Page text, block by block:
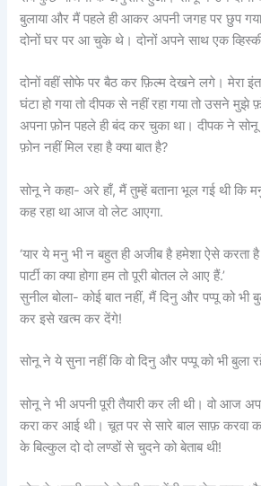
बुलाया और मैं पहले ही आकर अपनी जगह पर छुप
दोनों घर पर आ चुके थे। दोनों अपने साथ एक
दोनों वहीं सोफे पर बैठ कर फ़िल्म देखने लगे। मेरा
घंटा हो गया तो दीपक से नहीं रहा गया तो उसने मुझे
अपना फ़ोन पहले ही बंद कर चुका था। दीपक ने
फ़ोन नहीं मिल रहा है क्या बात है?
सोनू ने कहा- अरे हाँ, मैं तुम्हें बताना भूल गई थी कि
कह रहा था आज वो लेट आएगा.
‘यार ये मनु भी न बहुत ही अजीब है हमेशा ऐसे करता
पार्टी का क्या होगा हम तो पूरी बोतल ले आए हैं.’
सुनील बोला- कोई बात नहीं, मैं दिनु और पप्पू को भी
कर इसे खत्म कर देंगे!
सोनू ने ये सुना नहीं कि वो दिनु और पप्पू को भी बुला
सोनू ने भी अपनी पूरी तैयारी कर ली थी। वो आज
करा कर आई थी। चूत पर से सारे बाल साफ़ करवा
के बिल्कुल दो दो लण्डों से चुदने को बेताब थी!